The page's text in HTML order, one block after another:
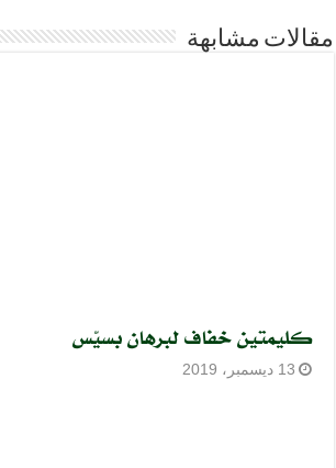
مقالات مشابهة
كليمتين خفاف لبرهان بسيّس
13 ديسمبر، 2019